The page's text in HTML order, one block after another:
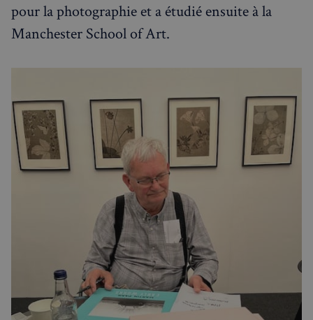
pour la photographie et a étudié ensuite à la
Manchester School of Art.